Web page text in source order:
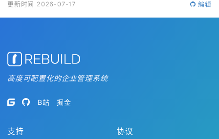
更新时间 2026-07-17 编辑
高度可配置化的企业管理系统
B站 掘金
支持 协议